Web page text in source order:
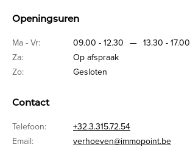
Openingsuren
Ma - Vr: 09.00 - 12.30 — 13.30 - 17.00
Za:
Op afspraak
Zo:
Gesloten
Contact
Telefoon:
+32.3.315.72.54
Email:
verhoeven@immopoint.be